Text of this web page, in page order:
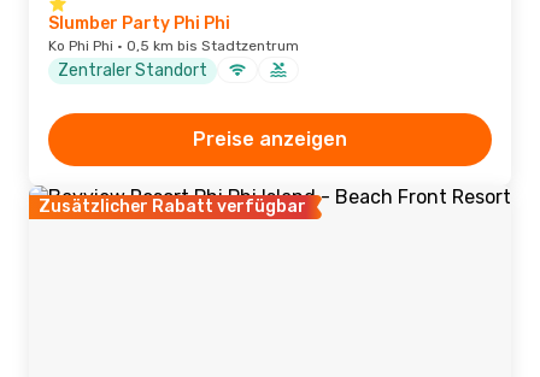
Slumber Party Phi Phi
Ko Phi Phi · 0,5 km bis Stadtzentrum
Zentraler Standort
Preise anzeigen
Zusätzlicher Rabatt verfügbar